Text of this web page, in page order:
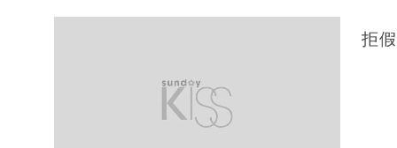
拒